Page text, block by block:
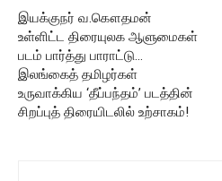
இயக்குநர் வ.கௌதமன்
உள்ளிட்ட திரையுலக ஆளுமைகள்
படம் பார்த்து பாராட்டு…
இலங்கைத் தமிழர்கள்
உருவாக்கிய ‘தீப்பந்தம்’ படத்தின்
சிறப்புத் திரையிடலில் உற்சாகம்!